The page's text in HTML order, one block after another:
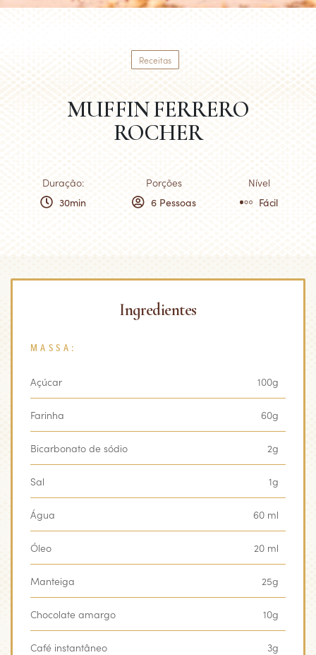
Receitas
MUFFIN FERRERO
ROCHER
Duração: Porções
Nível
30min
6 Pessoas Fácil
Ingredientes
MASSA:
Açúcar 100g
Farinha 60g
Bicarbonato de sódio 2g
Sal 1g
Água 60 ml
Óleo 20 ml
Manteiga 25g
Chocolate amargo 10g
Café instantâneo 3g